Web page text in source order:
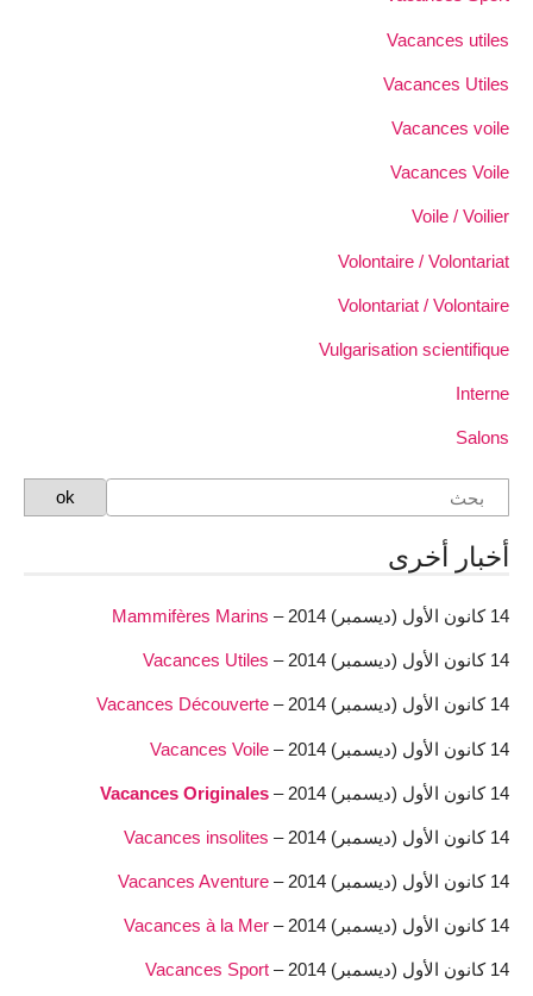
Vacances utiles
Vacances Utiles
Vacances voile
Vacances Voile
Voile / Voilier
Volontaire / Volontariat
Volontariat / Volontaire
Vulgarisation scientifique
Interne
Salons
أخبار أخرى
14 كانون الأول (ديسمبر) 2014 – Mammifères Marins
14 كانون الأول (ديسمبر) 2014 – Vacances Utiles
14 كانون الأول (ديسمبر) 2014 – Vacances Découverte
14 كانون الأول (ديسمبر) 2014 – Vacances Voile
14 كانون الأول (ديسمبر) 2014 – Vacances Originales
14 كانون الأول (ديسمبر) 2014 – Vacances insolites
14 كانون الأول (ديسمبر) 2014 – Vacances Aventure
14 كانون الأول (ديسمبر) 2014 – Vacances à la Mer
14 كانون الأول (ديسمبر) 2014 – Vacances Sport